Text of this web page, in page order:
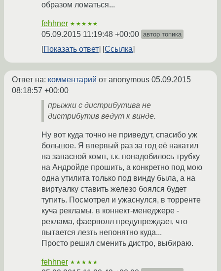
образом ломаться...
fehhner ★★★★★
05.09.2015 11:19:48 +00:00 автор топика
Показать ответ Ссылка
Ответ на: комментарий от anonymous 05.09.2015
08:18:57 +00:00
прыжки с дистрибутива не
дистрибутив ведут к винде.
Ну вот куда точно не приведут, спасибо уж
большое. Я впервый раз за год её накатил
на запасной комп, т.к. понадобилось трубку
на Андройде прошить, а конкретно под мою
одна утилита только под винду была, а на
виртуалку ставить железо боялся будет
тупить. Посмотрел и ужаснулся, в торренте
куча рекламы, в коннект-менеджере -
реклама, фаерволл предупреждает, что
пытается лезть непонятно куда...
Просто решил сменить дистро, выбираю.
fehhner ★★★★★